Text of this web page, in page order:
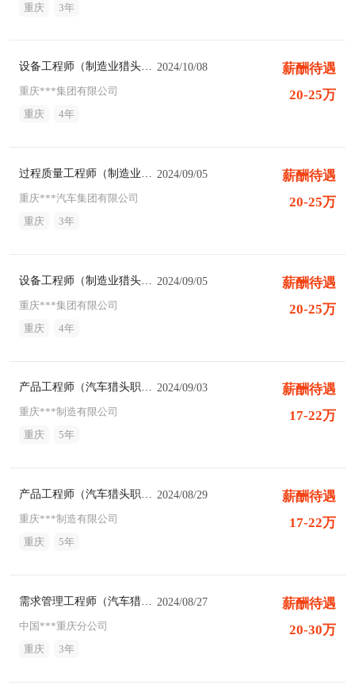
重庆
3年
设备工程师（制造业猎头职位） 2024/10/08
重庆***集团有限公司
重庆
4年
薪酬待遇
20-25万
过程质量工程师（制造业猎头职位） 2024/09/05
重庆***汽车集团有限公司
重庆
3年
薪酬待遇
20-25万
2024/09/05
重庆***集团有限公司
重庆
4年
薪酬待遇
20-25万
产品工程师（汽车猎头职位） 2024/09/03
重庆***制造有限公司
重庆
5年
薪酬待遇
17-22万
产品工程师（汽车猎头职位） 2024/08/29
重庆***制造有限公司
重庆
5年
薪酬待遇
17-22万
2024/08/27
中国***重庆分公司
重庆
3年
薪酬待遇
20-30万